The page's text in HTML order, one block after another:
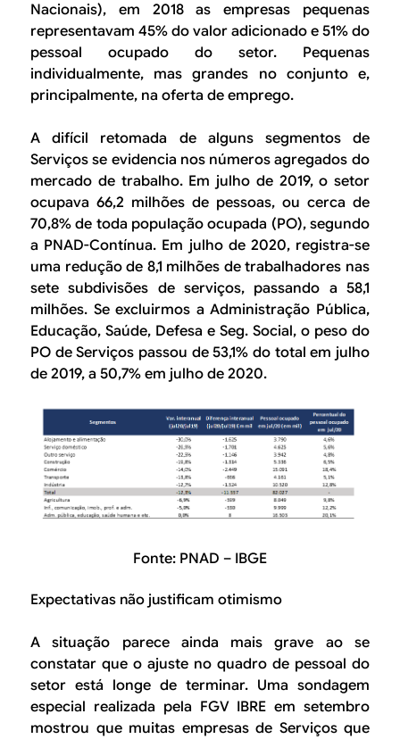
Nacionais), em 2018 as empresas pequenas
representavam 45% do valor adicionado e 51% do
pessoal ocupado do setor. Pequenas
individualmente, mas grandes no conjunto e,
principalmente, na oferta de emprego.
A difícil retomada de alguns segmentos de
Serviçosse evidencia nos números agregados do
mercado de trabalho. Em julho de 2019, o setor
ocupava 66,2 milhões de pessoas, ou cerca de
70,8% de toda população ocupada (PO), segundo
a PNAD-Contínua. Em julho de 2020, registra-se
uma redução de 8,1 milhões de trabalhadores nas
sete subdivisões de serviços, passando a 58,1
milhões. Se excluirmos aAdministração Pública,
Educação, Saúde, Defesa e Seg. Social, o peso do
PO de Serviços passou de 53,1% do total em julho
de 2019, a 50,7% em julho de 2020.
Fonte: PNAD – IBGE
Expectativas não justificam otimismo
A situação parece ainda mais grave ao se
constatar que o ajuste no quadro de pessoal do
setor está longe de terminar. Uma sondagem
especial realizada pela FGV IBRE em setembro
mostrou que muitas empresas de Serviços que